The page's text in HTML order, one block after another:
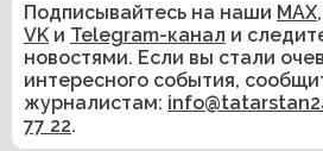
Подписывайтесь на наши MAX,
VK и Telegram-канал и
новостями. Если вы стали
интересного события,
журналистам:
77 22.